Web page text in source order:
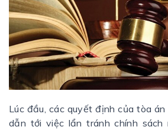
Lúc đầu, các quyết định của tòa
dẫn tới việc lẩn tránh chính sách